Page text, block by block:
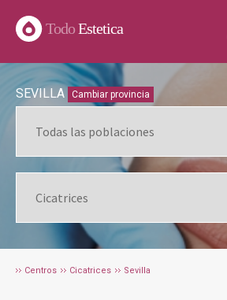
TodoEstetica
SEVILLA Cambiar provincia
Centros Cicatrices Sevilla